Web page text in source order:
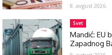
8. avgust 2026.
Svet
Mandić: EU
Zapadnog